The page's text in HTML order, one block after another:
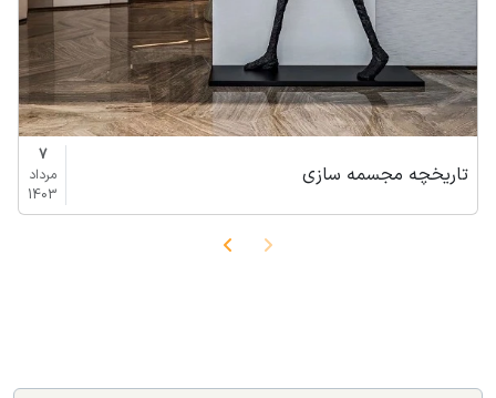
تاریخچه مجسمه سازی
7
مرداد
1403